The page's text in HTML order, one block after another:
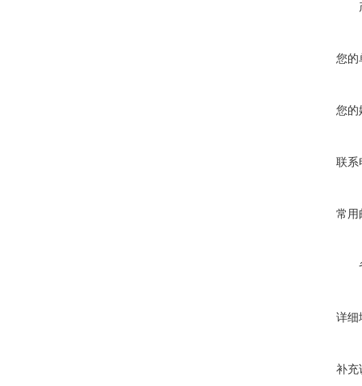
您的
您的
联系
常用
详细
补充